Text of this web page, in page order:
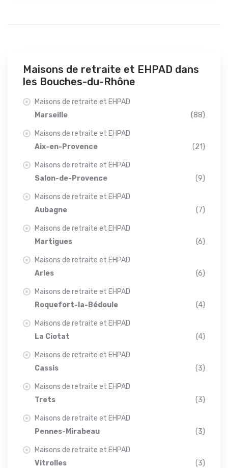
Maisons de retraite et EHPAD dans
les Bouches-du-Rhône
Maisons de retraite et EHPAD
Marseille
(88)
Maisons de retraite et EHPAD
Aix-en-Provence
(21)
Maisons de retraite et EHPAD
Salon-de-Provence
(9)
Maisons de retraite et EHPAD
Aubagne
(7)
Maisons de retraite et EHPAD
Martigues
(6)
Maisons de retraite et EHPAD
Arles
(6)
Maisons de retraite et EHPAD
Roquefort-la-Bédoule
(4)
Maisons de retraite et EHPAD
La Ciotat
(4)
Maisons de retraite et EHPAD
Cassis
(3)
Maisons de retraite et EHPAD
Trets
(3)
Maisons de retraite et EHPAD
Pennes-Mirabeau
(3)
Maisons de retraite et EHPAD
Vitrolles
(3)